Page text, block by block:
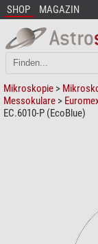
SHOP MAGAZIN
Mikroskopie >
Messokulare >
EC.6010-P (EcoBlue)